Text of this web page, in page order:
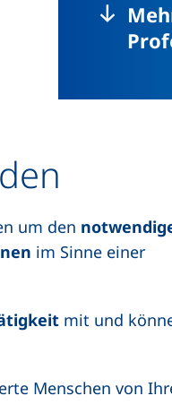
um den
im Sinne einer
mit und
Menschen von